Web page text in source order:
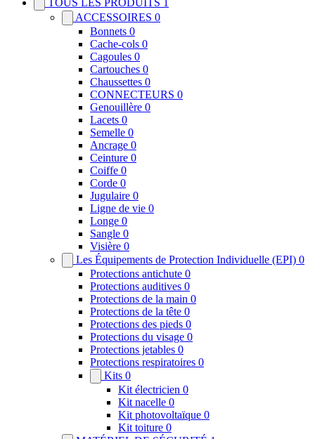
TOUS LES PRODUITS 1
ACCESSOIRES 0
Bonnets 0
Cache-cols 0
Cagoules 0
Cartouches 0
Chaussettes 0
CONNECTEURS 0
Genouillère 0
Lacets 0
Semelle 0
Ancrage 0
Ceinture 0
Coiffe 0
Corde 0
Jugulaire 0
Ligne de vie 0
Longe 0
Sangle 0
Visière 0
Les Équipements de Protection Individuelle (EPI) 0
Protections antichute 0
Protections auditives 0
Protections de la main 0
Protections de la tête 0
Protections des pieds 0
Protections du visage 0
Protections jetables 0
Protections respiratoires 0
Kits 0
Kit électricien 0
Kit nacelle 0
Kit photovoltaïque 0
Kit toiture 0